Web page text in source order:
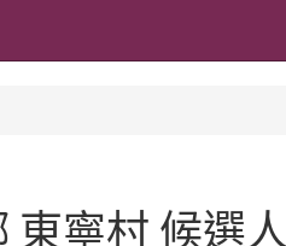
東寧村 候選人